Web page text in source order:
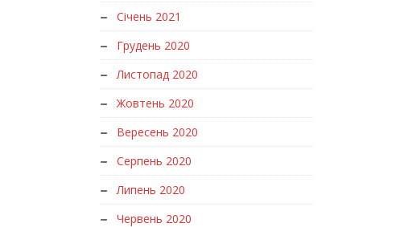
Січень 2021
Грудень 2020
Листопад 2020
Жовтень 2020
Вересень 2020
Серпень 2020
Липень 2020
Червень 2020